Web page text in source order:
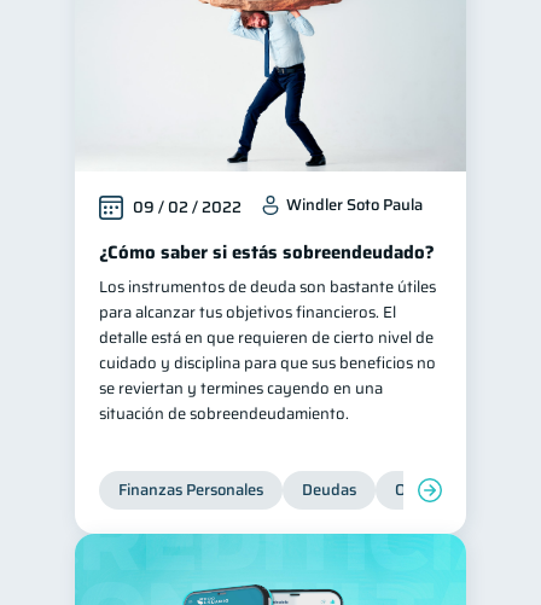
09 / 02 / 2022 Windler Soto Paula
¿Cómo saber si estás sobreendeudado?
Los instrumentos de deuda son bastante útiles
para alcanzar tus objetivos financieros. El
detalle está en que requieren de cierto nivel de
cuidado y disciplina para que sus beneficios no
se reviertan y termines cayendo en una
situación de sobreendeudamiento.
Finanzas Personales Deudas Organización